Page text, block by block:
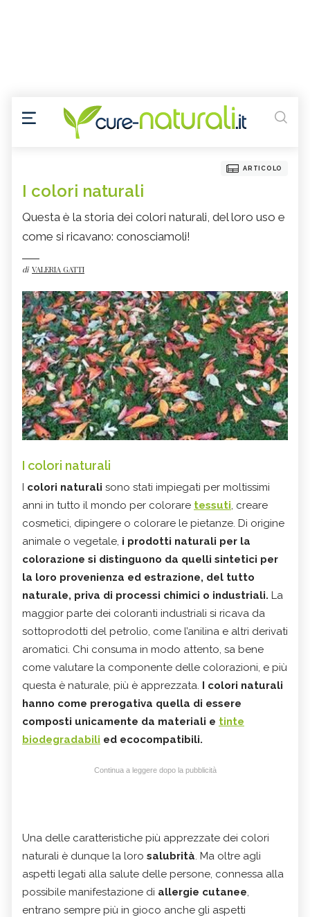
ARTICOLO
I colori naturali
Questa è la storia dei colori naturali, del loro uso e
come si ricavano: conosciamoli!
di VALERIA GATTI
I colori naturali
I colori naturali sono stati impiegati per moltissimi
anni in tutto il mondo per colorare tessuti, creare
cosmetici, dipingere o colorare le pietanze. Di origine
animale o vegetale, i prodotti naturali per la
colorazione si distinguono da quelli sintetici per
la loro provenienza ed estrazione, del tutto
naturale, priva di processi chimici o industriali. La
maggior parte dei coloranti industriali si ricava da
sottoprodotti del petrolio, come l’anilina e altri derivati
aromatici. Chi consuma in modo attento, sa bene
come valutare la componente delle colorazioni, e più
questa è naturale, più è apprezzata. I colori naturali
hanno come prerogativa quella di essere
composti unicamente da materiali e tinte
biodegradabili ed ecocompatibili.
Continua a leggere dopo la pubblicità
Una delle caratteristiche più apprezzate dei colori
naturali è dunque la loro salubrità. Ma oltre agli
aspetti legati alla salute delle persone, connessa alla
possibile manifestazione di allergie cutanee,
entrano sempre più in gioco anche gli aspetti